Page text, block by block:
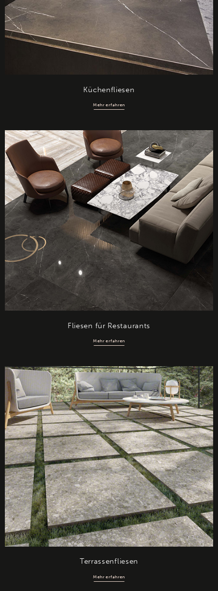
Küchenfliesen
Mehr erfahren
Fliesen für Restaurants
Mehr erfahren
Terrassenfliesen
Mehr erfahren